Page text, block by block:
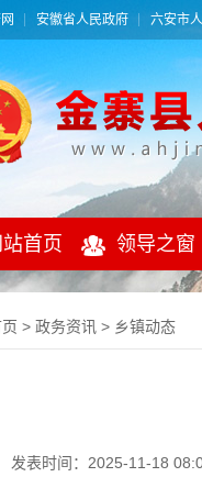
安徽省人民政府 六安市
站首页 领导之窗
> 政务资讯 > 乡镇动态
发表时间：2025-11-18